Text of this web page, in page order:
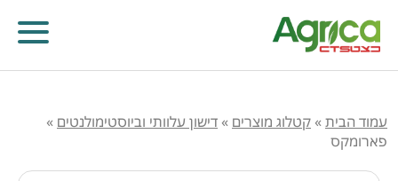
עמוד הבית»קטלוג מוצרים »דישון עלוותי וביוסטימולנטים »
פארומקס